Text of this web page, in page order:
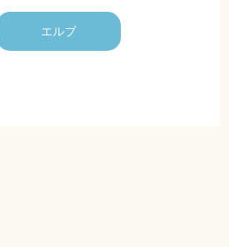
エルブ